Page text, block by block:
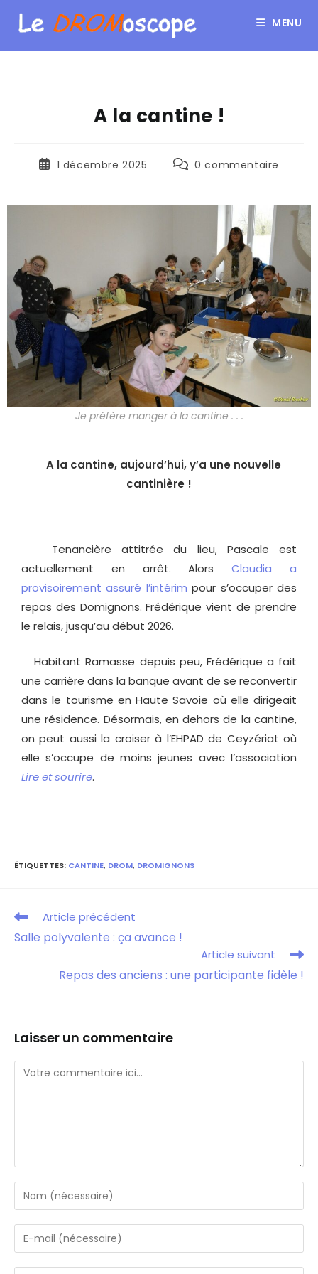
MENU
A la cantine !
1 décembre 2025 0 commentaire
Je préfère manger à la cantine . . .
A la cantine, aujourd’hui, y’a une nouvelle
cantinière !
Tenancière attitrée du lieu, Pascale est
actuellement en arrêt. AlorsClaudia a
provisoirement assuré l’intérim pour s’occuper des
repas des Domignons. Frédérique vient de prendre
le relais, jusqu’au début 2026.
Habitant Ramasse depuis peu, Frédérique a fait
une carrière dans la banque avant de se reconvertir
dans le tourisme en Haute Savoie où elle dirigeait
une résidence. Désormais, en dehors de la cantine,
on peut aussi la croiser à l’EHPAD de Ceyzériat où
elle s’occupe de moins jeunes avec l’association
Lire et sourire.
ÉTIQUETTES: CANTINE, DROM, DROMIGNONS
Article précédent
Salle polyvalente : ça avance !
Article suivant
Repas des anciens : une participante fidèle !
Laisser un commentaire